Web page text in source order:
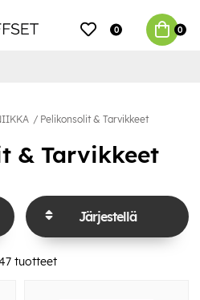
0 0
Pelikonsolit & Tarvikkeet
& Tarvikkeet
Järjestellä
tuotteet